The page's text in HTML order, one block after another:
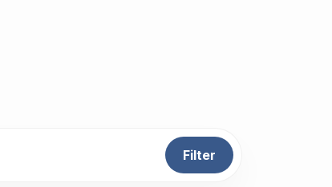
Filter